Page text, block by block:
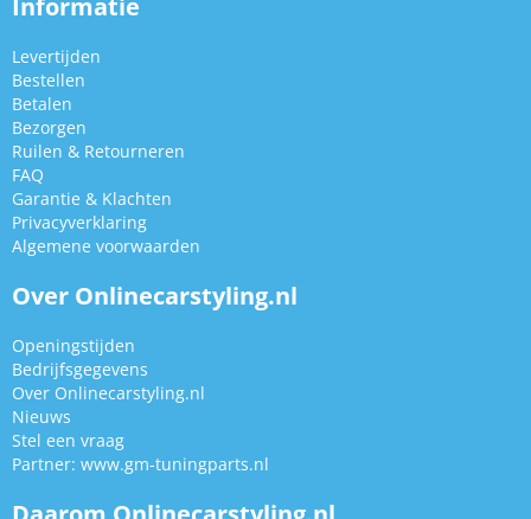
Informatie
Levertijden
Bestellen
Betalen
Bezorgen
Ruilen & Retourneren
FAQ
Garantie & Klachten
Privacyverklaring
Algemene voorwaarden
Over Onlinecarstyling.nl
Openingstijden
Bedrijfsgegevens
Over Onlinecarstyling.nl
Nieuws
Stel een vraag
Partner: www.gm-tuningparts.nl